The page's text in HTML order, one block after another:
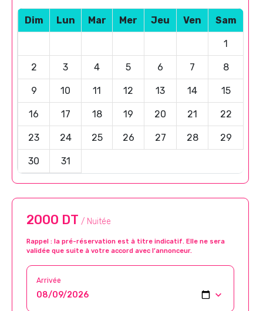
Dim Lun Mar Mer Jeu Ven Sam
1
2 3 4 5 6 7 8
9 10 11 12 13 14 15
16 17 18 19 20 21 22
23 24 25 26 27 28 29
30 31
2000 DT / Nuitée
Rappel : la pré-réservation est à titre indicatif. Elle ne sera
validée que suite à votre accord avec l’annonceur.
Arrivée